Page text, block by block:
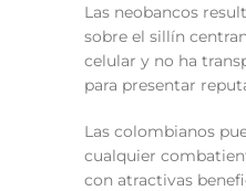
Las neobancos
sobre el sillí­n
celular y no ha
para presentar
Las colombianos
cualquier
con atractivas